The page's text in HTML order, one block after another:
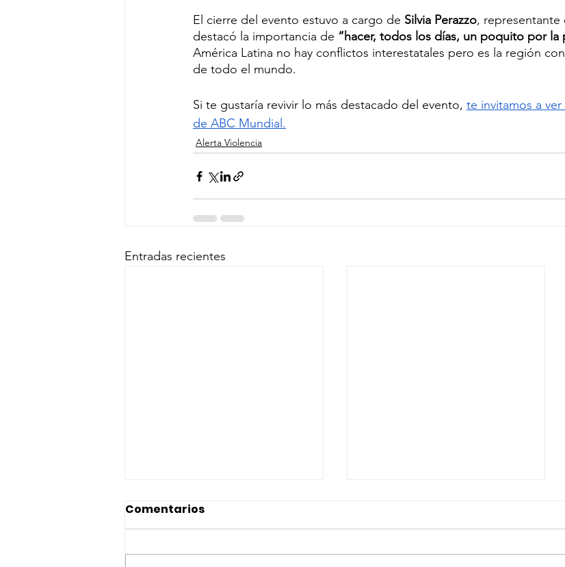
El cierre del evento estuvo a cargo de Silvia Perazzo, representante
destacó la importancia de “hacer, todos los días, un poquito por la
América Latina no hay conflictos interestatales pero es la región
de todo el mundo.
Si te gustaría revivir lo más destacado del evento, te invitamos a
de ABC Mundial.
Alerta Violencia
Entradas recientes
Comentarios